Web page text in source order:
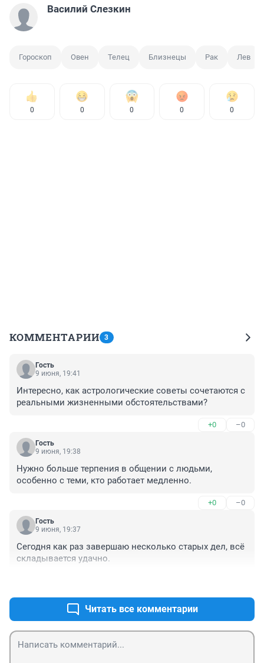
Василий Слезкин
Гороскоп Овен Телец Близнецы Рак Лев
0 0 0 0 0
КОММЕНТАРИИ 3
Гость
9 июня, 19:41
Интересно, как астрологические советы сочетаются с
реальными жизненными обстоятельствами?
+0 –0
Гость
9 июня, 19:38
Нужно больше терпения в общении с людьми,
особенно с теми, кто работает медленно.
+0 –0
Гость
9 июня, 19:37
Сегодня как раз завершаю несколько старых дел, всё
складывается удачно.
Читать все комментарии